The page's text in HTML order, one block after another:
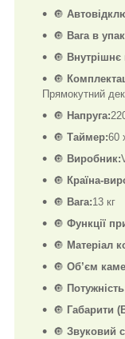
🔘
🔘 Вага в
🔘 Внутрішнє
🔘
Прямокутний
🔘 Напруга:
🔘 Таймер:60
🔘 Виробник:
🔘 Країна-
🔘 Вага:13 кг
🔘 Функції
🔘 Матеріал
🔘 Об’єм
🔘
🔘 Габарити
🔘 Звуковий